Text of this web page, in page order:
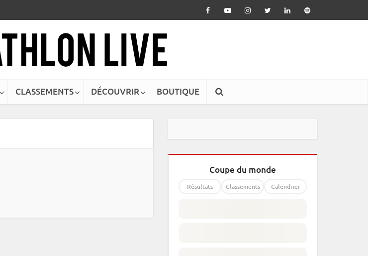
CLASSEMENTS DÉCOUVRIR BOUTIQUE
Coupe du monde
Résultats Classements Calendrier